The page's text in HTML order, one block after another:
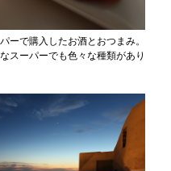
ーで購入したお酒とおつまみ。
スーパーでも色々な種類があり